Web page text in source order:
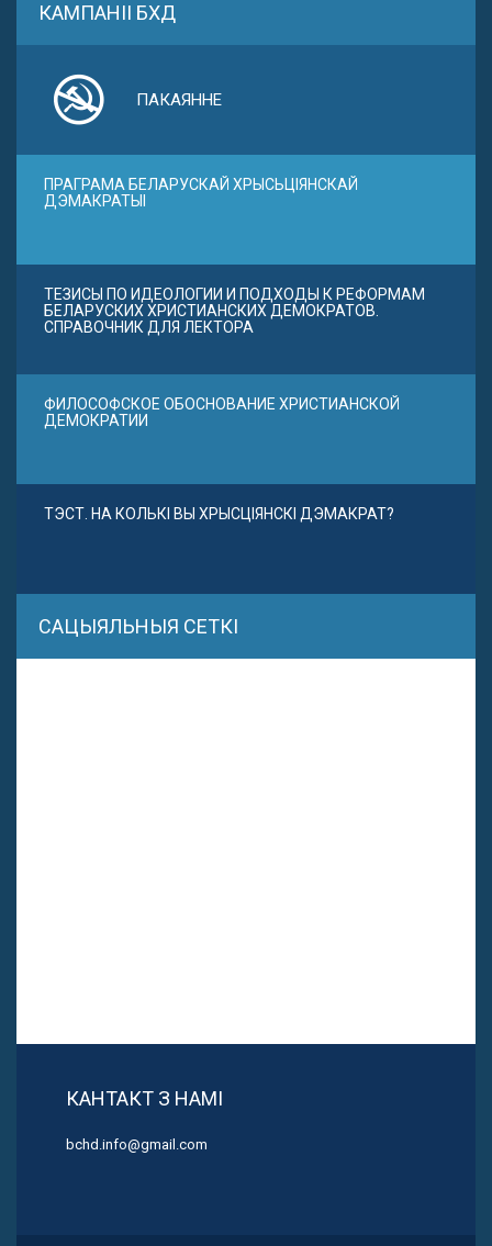
КАМПАНІІ БХД
ПАКАЯННЕ
ПРАГРАМА БЕЛАРУСКАЙ ХРЫСЬЦІЯНСКАЙ
ДЭМАКРАТЫІ
ТЕЗИСЫ ПО ИДЕОЛОГИИ И ПОДХОДЫ К РЕФОРМАМ
БЕЛАРУСКИХ ХРИСТИАНСКИХ ДЕМОКРАТОВ.
СПРАВОЧНИК ДЛЯ ЛЕКТОРА
ФИЛОСОФСКОЕ ОБОСНОВАНИЕ ХРИСТИАНСКОЙ
ДЕМОКРАТИИ
ТЭСТ. НА КОЛЬКІ ВЫ ХРЫСЦІЯНСКІ ДЭМАКРАТ?
САЦЫЯЛЬНЫЯ СЕТКІ
КАНТАКТ З НАМІ
bchd.info@gmail.com